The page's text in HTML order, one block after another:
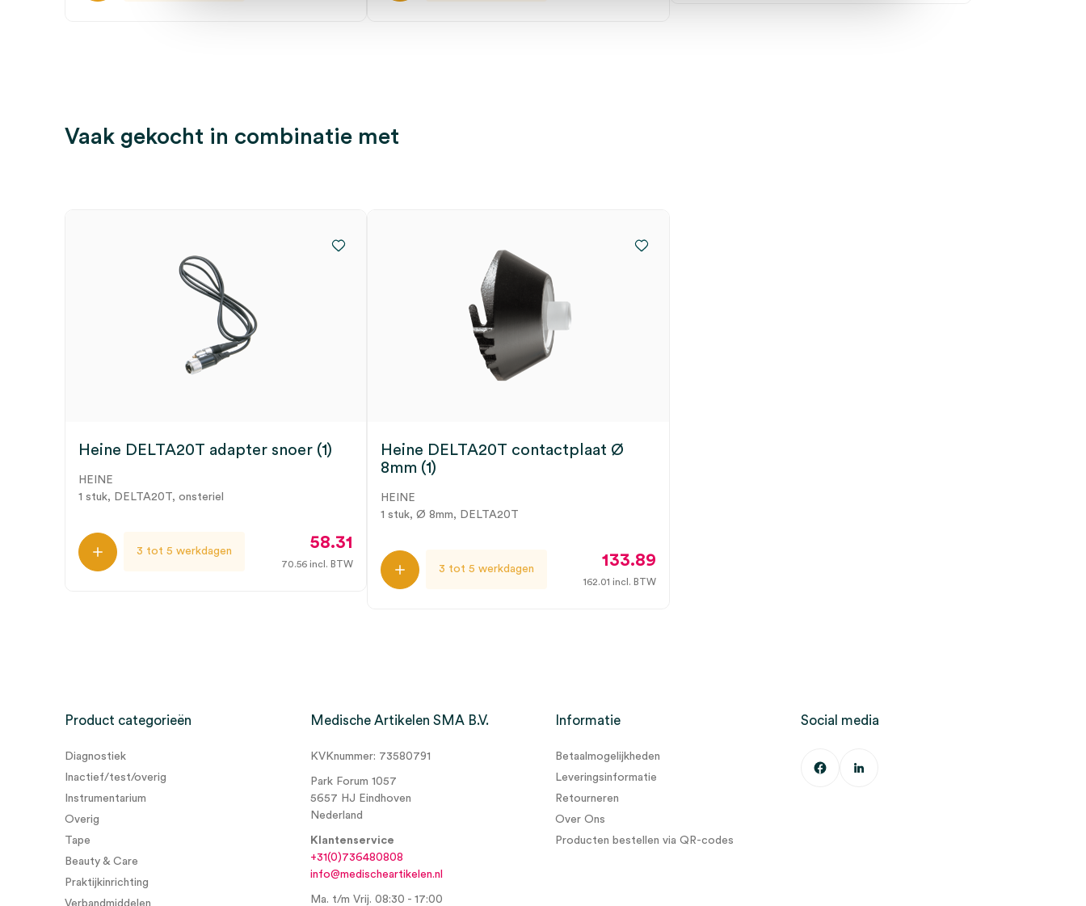
Vaak gekocht in combinatie met
Heine DELTA20T adapter snoer (1)
HEINE
1 stuk, DELTA20T, onsteriel
3 tot 5 werkdagen 58.31
70.56 incl. BTW
Heine DELTA20T contactplaat Ø
8mm (1)
HEINE
1 stuk, Ø 8mm, DELTA20T
3 tot 5 werkdagen 133.89
162.01 incl. BTW
Product categorieën
Diagnostiek
Inactief/test/overig
Instrumentarium
Overig
Tape
Beauty & Care
Praktijkinrichting
Verbandmiddelen
Medische Artikelen SMA B.V.
KVKnummer: 73580791
Park Forum 1057
5657 HJ Eindhoven
Nederland
Klantenservice
+31(0)736480808
info@medischeartikelen.nl
Ma. t/m Vrij. 08:30 - 17:00
Informatie
Betaalmogelijkheden
Leveringsinformatie
Retourneren
Over Ons
Producten bestellen via QR-codes
Social media